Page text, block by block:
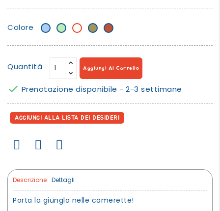
Colore
Blu
VerdeNaturalOlivemattone
Quantità Aggiungi Al Carrello
 Prenotazione disponibile - 2-3 settimane
AGGIUNGI ALLA LISTA DEI DESIDERI
Descrizione Dettagli
Porta la giungla nelle camerette!